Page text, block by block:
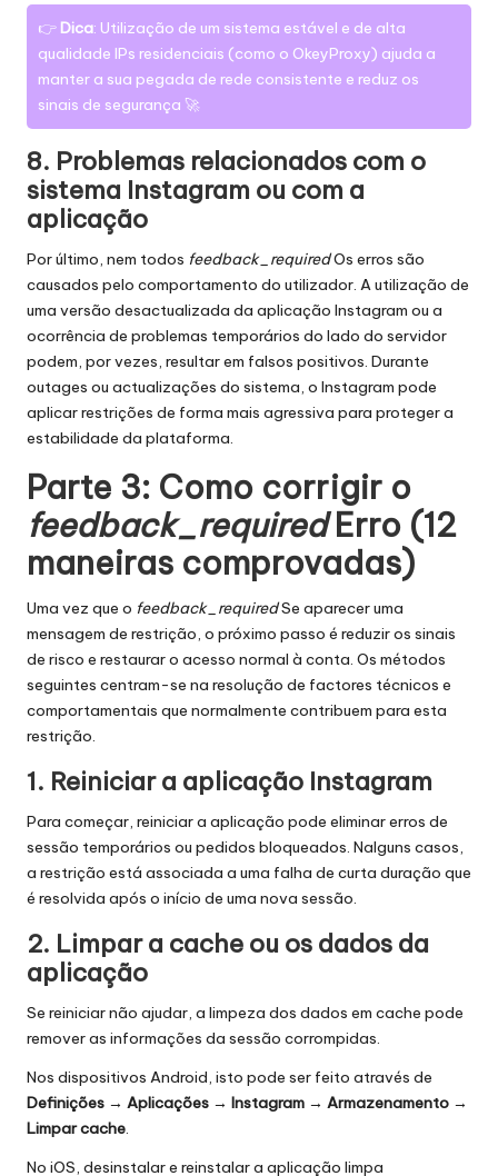
👉 Dica: Utilização de um sistema estável e de alta
qualidade IPs residenciais (como o OkeyProxy) ajuda a
manter a sua pegada de rede consistente e reduz os
sinais de segurança 🚀
8. Problemas relacionados com o
sistema Instagram ou com a
aplicação
Por último, nem todos feedback_requiredOs erros são
causados pelo comportamento do utilizador. A utilização de
uma versão desactualizada da aplicação Instagram ou a
ocorrência de problemas temporários do lado do servidor
podem, por vezes, resultar em falsos positivos. Durante
outages ou actualizações do sistema, o Instagram pode
aplicar restrições de forma mais agressiva para proteger a
estabilidade da plataforma.
Parte 3: Como corrigir o
feedback_requiredErro (12
maneiras comprovadas)
Uma vez que o feedback_requiredSe aparecer uma
mensagem de restrição, o próximo passo é reduzir os sinais
de risco e restaurar o acesso normal à conta. Os métodos
seguintes centram-se na resolução de factores técnicos e
comportamentais que normalmente contribuem para esta
restrição.
1. Reiniciar a aplicação Instagram
Para começar, reiniciar a aplicação pode eliminar erros de
sessão temporários ou pedidos bloqueados. Nalguns casos,
a restrição está associada a uma falha de curta duração que
é resolvida após o início de uma nova sessão.
2. Limpar a cache ou os dados da
aplicação
Se reiniciar não ajudar, a limpeza dos dados em cache pode
remover as informações da sessão corrompidas.
Nos dispositivos Android, isto pode ser feito através de
Definições → Aplicações → Instagram → Armazenamento →
Limpar cache.
No iOS, desinstalar e reinstalar a aplicação limpa